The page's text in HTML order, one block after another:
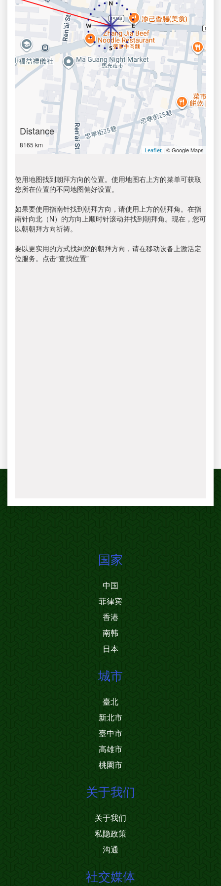
Distance
8165 km
Leaflet | © Google Maps
使用地图找到朝拜方向的位置。使用地图右上方的菜单可获取
您所在位置的不同地图偏好设置。
如果要使用指南针找到朝拜方向，请使用上方的朝拜角。在指
南针向北（N）的方向上顺时针滚动并找到朝拜角。现在，您可
以朝朝拜方向祈祷。
要以更实用的方式找到您的朝拜方向，请在移动设备上激活定
位服务。点击“查找位置”
国家
中国
菲律宾
香港
南韩
日本
城市
臺北
新北市
臺中市
高雄市
桃園市
关于我们
关于我们
私隐政策
沟通
社交媒体